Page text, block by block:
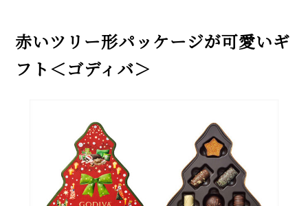
赤いツリー形パッケージが可愛いギ
フト＜ゴディバ＞